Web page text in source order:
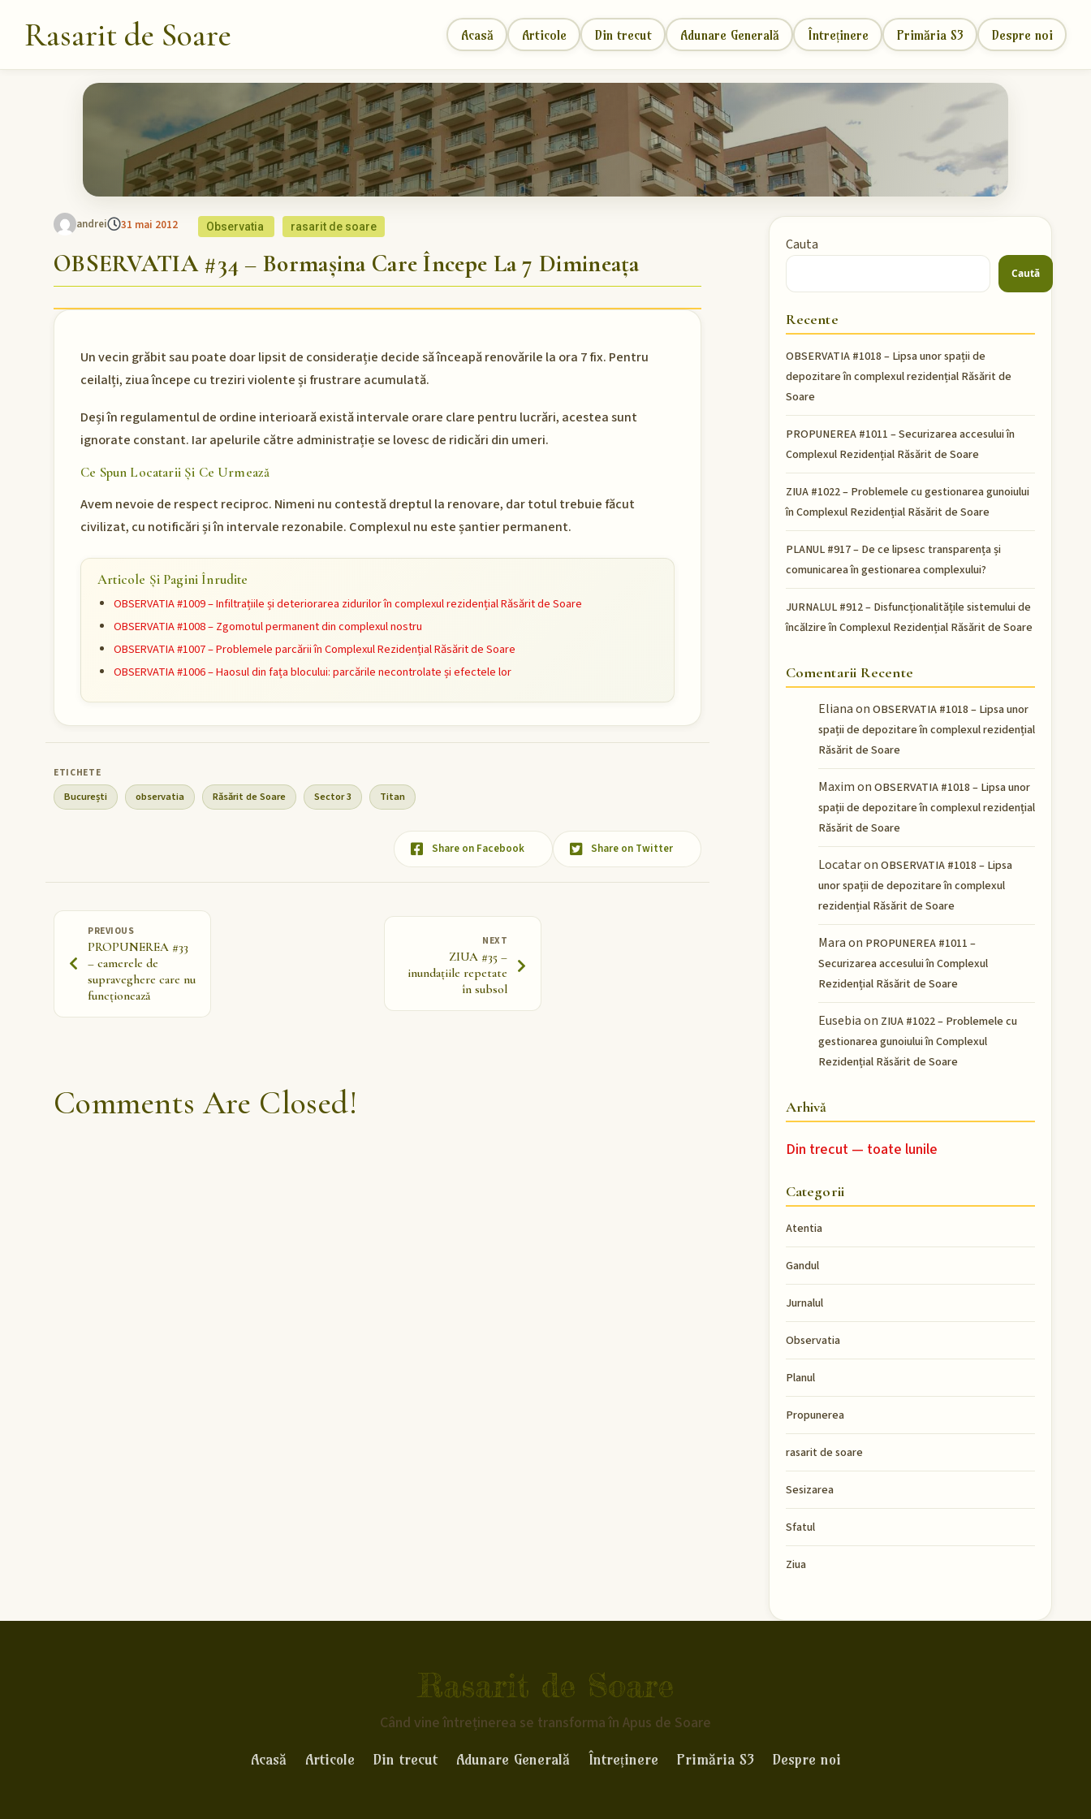
Rasarit de Soare Acasă Articole Din trecut Adunare Generală Întreținere Primăria S3 Despre noi
andrei 31 mai 2012 Observatia rasarit de soare
OBSERVATIA #34 – Bormașina Care Începe La 7 Dimineața
Un vecin grăbit sau poate doar lipsit de considerație decide să înceapă renovările la ora 7 fix. Pentru
ceilalți, ziua începe cu treziri violente și frustrare acumulată.
Deși în regulamentul de ordine interioară există intervale orare clare pentru lucrări, acestea sunt
ignorate constant. Iar apelurile către administrație se lovesc de ridicări din umeri.
Ce Spun Locatarii Și Ce Urmează
Avem nevoie de respect reciproc. Nimeni nu contestă dreptul la renovare, dar totul trebuie făcut
civilizat, cu notificări și în intervale rezonabile. Complexul nu este șantier permanent.
Articole Și Pagini Înrudite
OBSERVATIA #1009 – Infiltrațiile și deteriorarea zidurilor în complexul rezidențial Răsărit de Soare
OBSERVATIA #1008 – Zgomotul permanent din complexul nostru
OBSERVATIA #1007 – Problemele parcării în Complexul Rezidențial Răsărit de Soare
OBSERVATIA #1006 – Haosul din fața blocului: parcările necontrolate și efectele lor
București observatia Răsărit de Soare Sector 3 Titan
Share on Facebook Share on Twitter
PREVIOUS
PROPUNEREA #33
– camerele de
supraveghere care nu
funcționează
NEXT
ZIUA #35 –
inundațiile repetate
în subsol
Comments Are Closed!
Cauta
Caută
Recente
OBSERVATIA #1018 – Lipsa unor spații de
depozitare în complexul rezidențial Răsărit de
Soare
PROPUNEREA #1011 – Securizarea accesului în
Complexul Rezidențial Răsărit de Soare
ZIUA #1022 – Problemele cu gestionarea gunoiului
în Complexul Rezidențial Răsărit de Soare
PLANUL #917 – De ce lipsesc transparența și
comunicarea în gestionarea complexului?
JURNALUL #912 – Disfuncționalitățile sistemului de
încălzire în Complexul Rezidențial Răsărit de Soare
Comentarii Recente
Elianaon OBSERVATIA #1018 – Lipsa unor
spații de depozitare în complexul rezidențial
Răsărit de Soare
Maximon OBSERVATIA #1018 – Lipsa unor
spații de depozitare în complexul rezidențial
Răsărit de Soare
Locataron OBSERVATIA #1018 – Lipsa
unor spații de depozitare în complexul
rezidențial Răsărit de Soare
Maraon PROPUNEREA #1011 –
Securizarea accesului în Complexul
Rezidențial Răsărit de Soare
Eusebiaon ZIUA #1022 – Problemele cu
gestionarea gunoiului în Complexul
Rezidențial Răsărit de Soare
Arhivă
Din trecut — toate lunile
Categorii
Atentia
Gandul
Jurnalul
Observatia
Planul
Propunerea
rasarit de soare
Sesizarea
Sfatul
Ziua
Rasarit de Soare
Când vine întreținerea se transforma în Apus de Soare
Acasă Articole Din trecut Adunare Generală Întreținere Primăria S3 Despre noi